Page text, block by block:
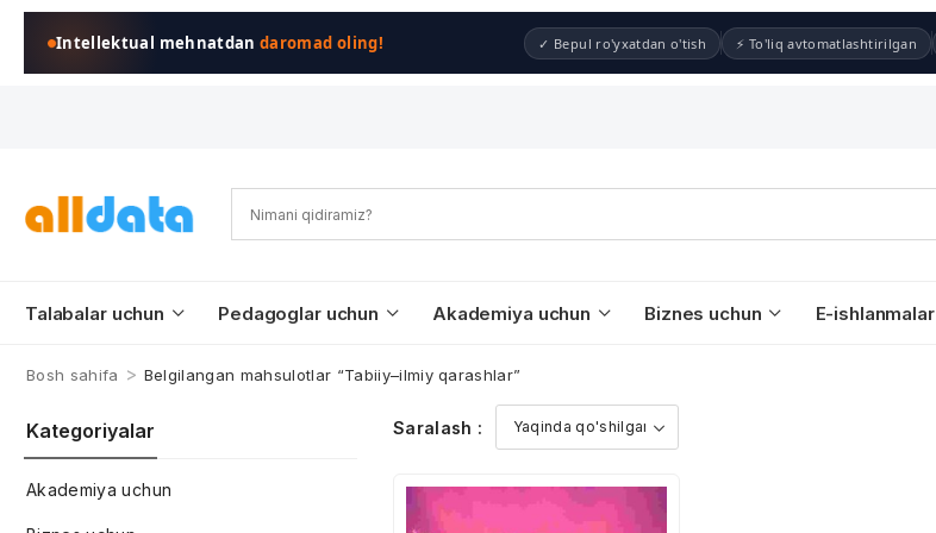
Intellektual mehnatdandaromad oling! ✓ Bepul ro'yxatdan o'tish ⚡ To'liq avtomatlashtirilgan
Talabalar uchun Pedagoglar uchun Akademiya uchun Biznes uchun E-ishlanmalar
Bosh sahifa > Belgilangan mahsulotlar “Tabiiy–ilmiy qarashlar”
Kategoriyalar
Akademiya uchun
Saralash :